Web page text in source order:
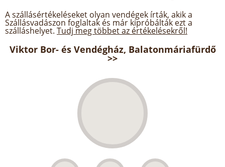
A szállásértékeléseket olyan vendégek írták, akik a
Szállásvadászon foglaltak és már kipróbálták ezt a
szálláshelyet. Tudj meg többet az értékelésekről!
Viktor Bor- és Vendégház, Balatonmáriafürdő
>>